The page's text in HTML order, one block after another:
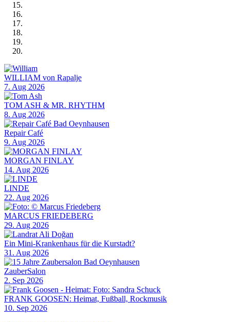
WILLIAM von Rapalje
7. Aug 2026
TOM ASH & MR. RHYTHM
8. Aug 2026
Repair Café
9. Aug 2026
MORGAN FINLAY
14. Aug 2026
LINDE
22. Aug 2026
MARCUS FRIEDEBERG
29. Aug 2026
Ein Mini-Krankenhaus für die Kurstadt?
31. Aug 2026
ZauberSalon
2. Sep 2026
FRANK GOOSEN: Heimat, Fußball, Rockmusik
10. Sep 2026